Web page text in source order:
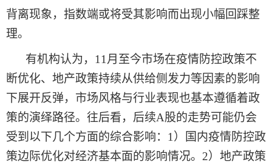
背离现象，指数端或将受其影响而出现小幅回踩整
理。
有机构认为， 11月至今市场在疫情防控政策不
断优化、地产政策持续从供给侧发力等因素的影响
下展开反弹，市场风格与行业表现也基本遵循着政
策的演绎路径。往后看，后续A股的走势可能仍会
受到以下几个方面的综合影响：1）国内疫情防控政
策边际优化对经济基本面的影响情况。2）地产政策